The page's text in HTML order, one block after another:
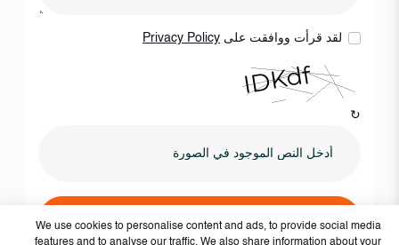
لقد قرأت ووافقت على Privacy Policy
↻
أرسلها الآن
We use cookies to personalise content and ads, to provide social media
features and to analyse our traffic. We also share information about your